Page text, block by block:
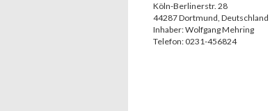
Köln-Berlinerstr. 28
44287Dortmund, Deutschland
Inhaber:Wolfgang Mehring
Telefon: 0231-456824